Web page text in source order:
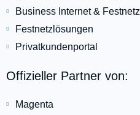
Business Internet & Festnetz
Festnetzlösungen
Privatkundenportal
Offizieller Partner von:
Magenta